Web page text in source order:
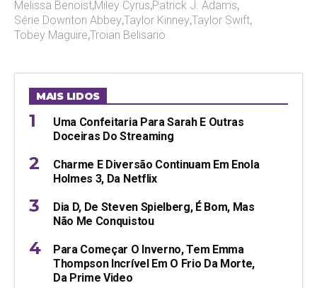
Melissa Benoist,Miley Cyrus,Patrick J. Adams,
Série Downton Abbey,Taylor Kinney,Taylor Swift,
Tobey Maguire,Troian Belisario
MAIS LIDOS
Uma Confeitaria Para Sarah E Outras
Doceiras Do Streaming
Charme E Diversão Continuam Em Enola
Holmes 3, Da Netflix
Dia D, De Steven Spielberg, É Bom, Mas
Não Me Conquistou
Para Começar O Inverno, Tem Emma
Thompson Incrível Em O Frio Da Morte,
Da Prime Video